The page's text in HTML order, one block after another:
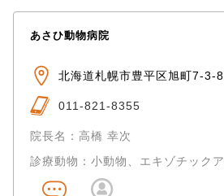
あさひ動物病院
北海道札幌市豊平区旭町7-3-8
011-821-8355
院長名：高橋 幸次
診療動物：小動物、エキゾチック